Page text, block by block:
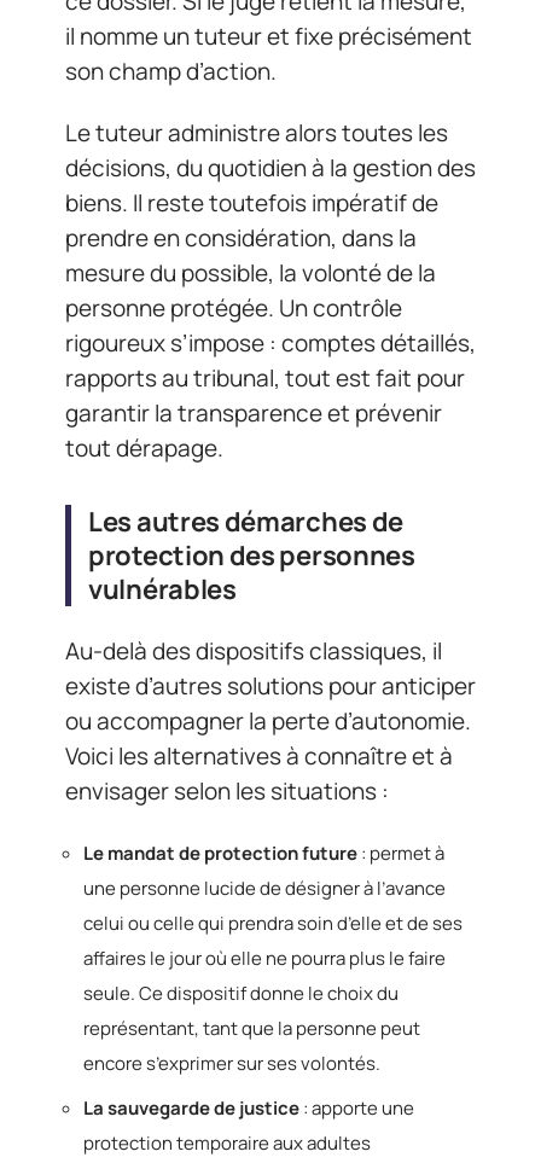
il nomme un tuteur et fixe précisément
son champ d’action.
Le tuteur administre alors toutes les
décisions, du quotidien à la gestion des
biens. Il reste toutefois impératif de
prendre en considération, dans la
mesure du possible, la volonté de la
personne protégée. Un contrôle
rigoureux s’impose : comptes détaillés,
rapports au tribunal, tout est fait pour
garantir la transparence et prévenir
tout dérapage.
Les autres démarches de
protection des personnes
vulnérables
Au-delà des dispositifs classiques, il
existe d’autres solutions pour anticiper
ou accompagner la perte d’autonomie.
Voici les alternatives à connaître et à
envisager selon les situations :
Le mandat de protection future: permet à
une personne lucide de désigner à l’avance
celui ou celle qui prendra soin d’elle et de ses
affaires le jour où elle ne pourra plus le faire
seule. Ce dispositif donne le choix du
représentant, tant que la personne peut
encore s’exprimer sur ses volontés.
La sauvegarde de justice: apporte une
protection temporaire aux adultes